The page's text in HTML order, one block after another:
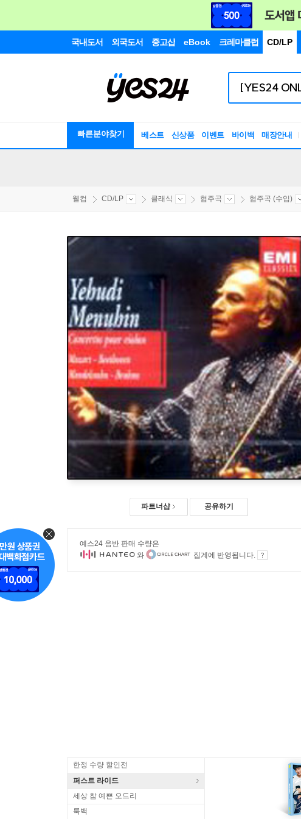
국내도서 외국도서 중고샵 eBook 크레마클럽 CD/LP
빠른분야찾기 베스트 신상품 이벤트 바이백 매장안내
웰컴 CD/LP 클래식 협주곡 협주곡 (수입)
파트너샵 공유하기
예스24 음반 판매 수량은
와
집계에 반영됩니다.
한정 수량 할인전
퍼스트 라이드
세상 참 예쁜 오드리
룩백